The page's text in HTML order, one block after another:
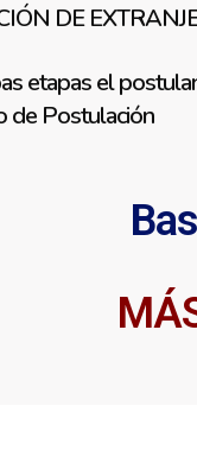
DE
etapas el
de Postulación